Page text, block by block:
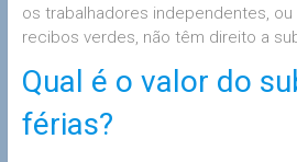
os trabalhadores independentes,
recibos verdes, não têm direito a
Qual é o valor do
férias?